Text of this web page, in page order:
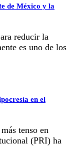
de México y la
reducir la
es uno de los
en el
tenso en
(PRI) ha